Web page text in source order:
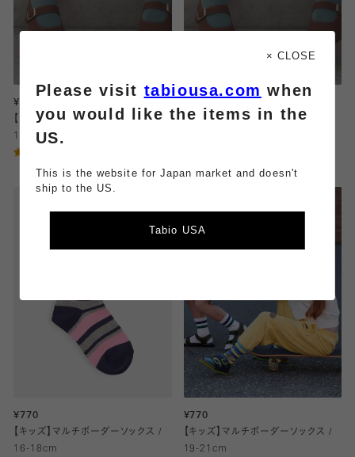
¥880
【キッズ】ベタハイソックス / 16-
【キッズ 】ベタハイソックス / 19-
¥770
【キッズ】マルチボーダーソックス /
16-18cm
¥770
【キッズ】マルチボーダーソックス /
19-21cm
× CLOSE
Please visit tabiousa.com when
you would like the items in the
US.
This is the website for Japan market and doesn't
ship to the US.
Tabio USA